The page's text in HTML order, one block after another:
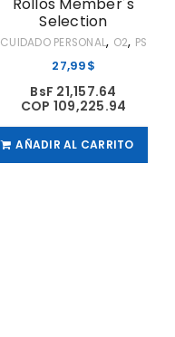
CUIDADO PERSONAL, O2, PS
Rollos Member´s
Selection
27,99$
BsF 21,157.64
COP 109,225.94
AÑADIR AL CARRITO